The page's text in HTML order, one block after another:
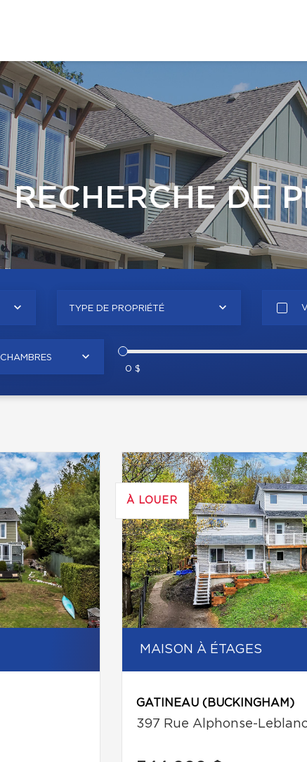
RECHERCHE DE
TYPE DE PROPRIÉTÉ
CHAMBRES
0 $
À LOUER
MAISON À ÉTAGES
GATINEAU (BUCKINGHAM)
397 Rue Alphonse-Leblanc